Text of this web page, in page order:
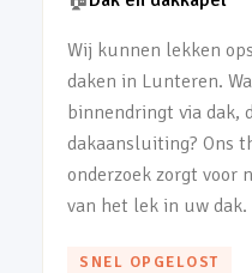
Wij kunnen lekken
daken in Lunteren.
binnendringt via dak,
dakaansluiting? Ons
onderzoek zorgt voor
van het lek in uw dak.
SNEL OPGELOST